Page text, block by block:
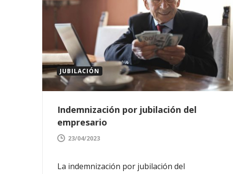
JUBILACIÓN
Indemnización por jubilación del
empresario
23/04/2023
La indemnización por jubilación del